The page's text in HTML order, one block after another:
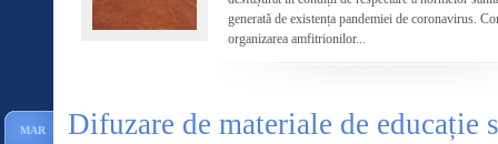
generată de existența pandemiei de coronavirus.
organizarea amfitrionilor...
MAR
Difuzare de materiale de educație